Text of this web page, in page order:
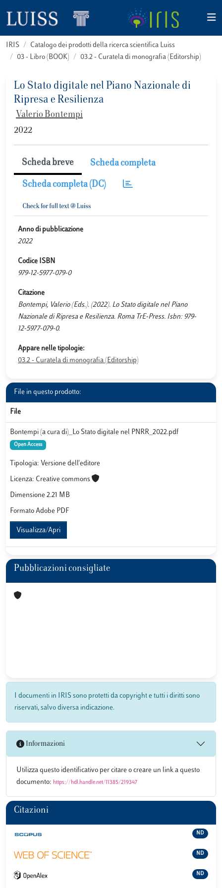
IRIS
Catalogo dei prodotti della ricerca scientifica Luiss
03 - Libro (BOOK)
03.2 - Curatela di monografia (Editorship)
Lo Stato digitale nel Piano Nazionale di
Ripresa e Resilienza
Valerio Bontempi
2022
Scheda breve Scheda completa
Scheda completa (DC)
Anno di pubblicazione
2022
Codice ISBN
979-12-5977-079-0
Citazione
Bontempi, Valerio (Eds.). (2022). Lo Stato digitale nel Piano
Nazionale di Ripresa e Resilienza. Roma TrE-Press. Isbn: 979-
12-5977-079-0.
Appare nelle tipologie:
03.2 - Curatela di monografia (Editorship)
File in questo prodotto:
File
Bontempi (a cura di)_Lo Stato digitale nel PNRR_2022.pdf
Open Access
Tipologia: Versione dell'editore
Licenza: Creative commons
Dimensione 2.21 MB
Formato Adobe PDF
Visualizza/Apri
Pubblicazioni consigliate
I documenti in IRIS sono protetti da copyright e tutti i diritti sono
riservati, salvo diversa indicazione.
Informazioni
Utilizza questo identificativo per citare o creare un link a questo
documento: https://hdl.handle.net/11385/219347
Citazioni
ND
ND
ND